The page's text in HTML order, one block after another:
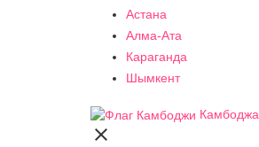
Астана
Алма-Ата
Караганда
Шымкент
Камбоджа
